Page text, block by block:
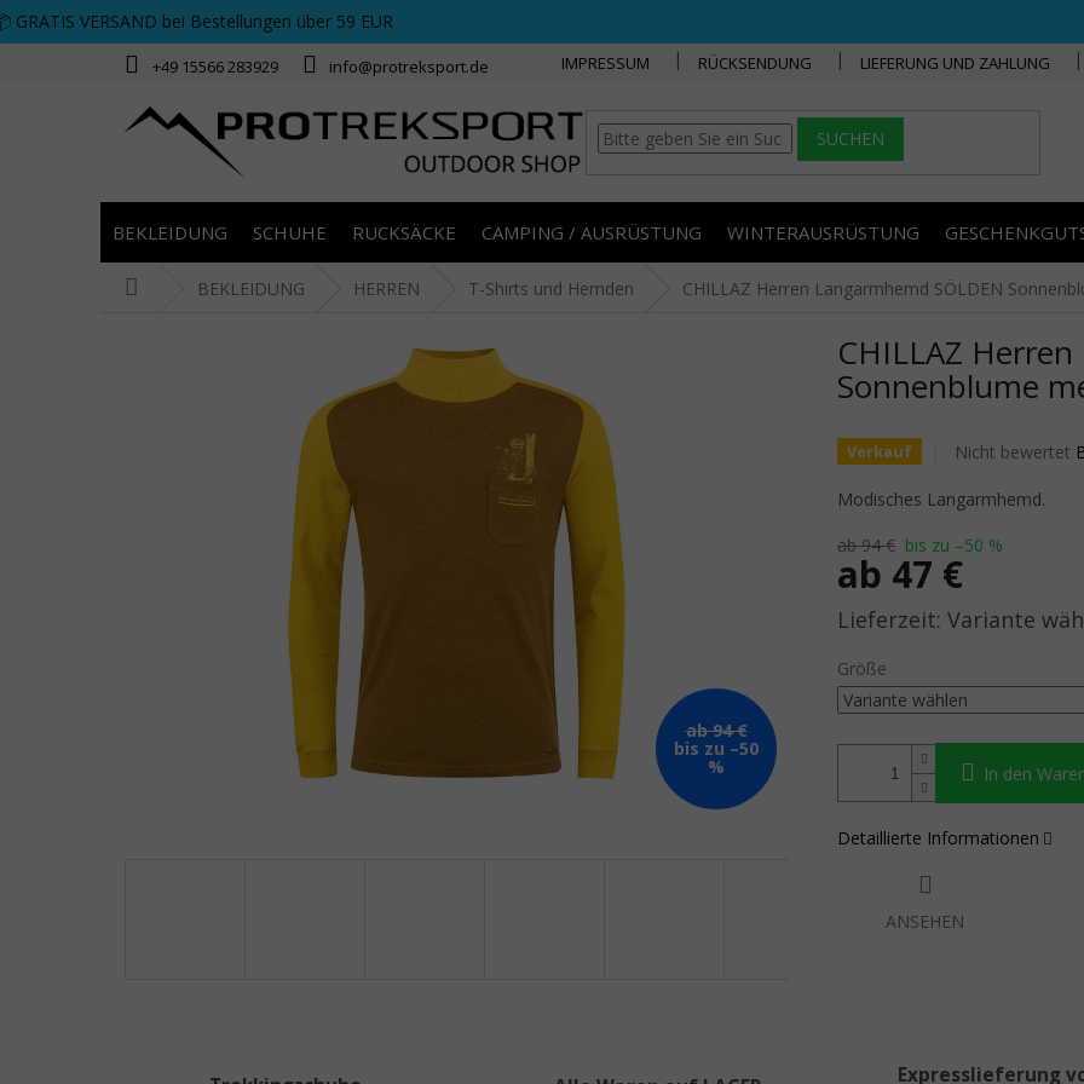
Zum Inhalt springen
GRATIS VERSAND bei Bestellungen über 59 EUR
+49 15566 283929 info@protreksport.de IMPRESSUM RÜCKSENDUNG LIEFERUNG UND ZAHLUNG
SUCHEN
BEKLEIDUNG SCHUHE RUCKSÄCKE CAMPING / AUSRÜSTUNG WINTERAUSRÜSTUNG
StartseiteBEKLEIDUNG HERREN T-Shirts und Hemden CHILLAZ Herren Langarmhemd SÖLDEN
ab 94 €
bis zu –50
%
CHILLAZ
Sonnenblume
Verkauf Die
Nicht bewertet
ab 94 € bis zu –50 %
ab 47 €
Verkaufspreis: Variante
Größe
In den
Modisches Langarmhemd.
Detaillierte Informationen
ANSEHEN
Expresslieferung